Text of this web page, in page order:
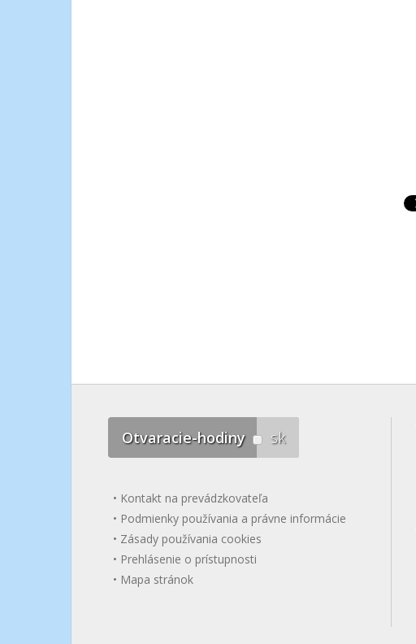
Otvaracie-hodiny sk
Kontakt na prevádzkovateľa
Podmienky používania a právne informácie
Zásady používania cookies
Prehlásenie o prístupnosti
Mapa stránok